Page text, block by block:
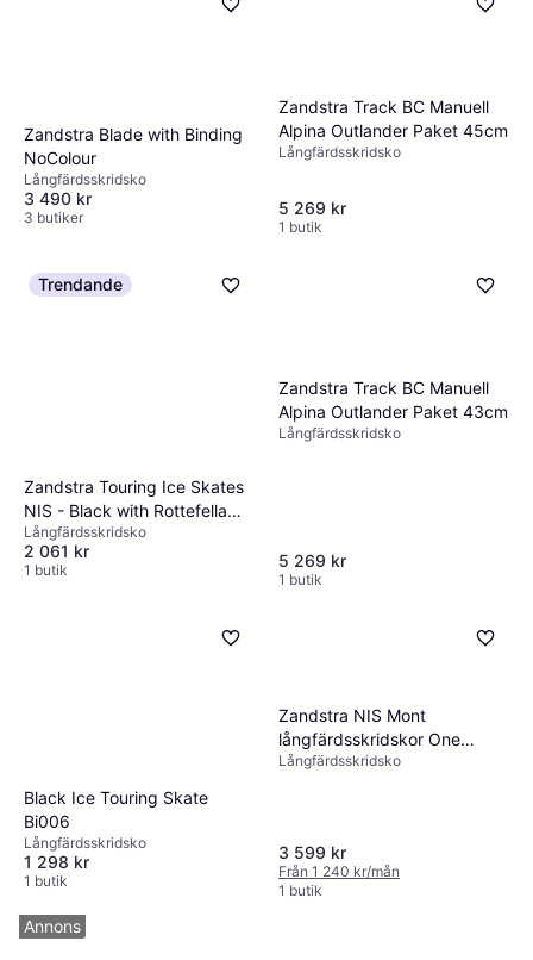
Zandstra Blade with Binding
NoColour
Långfärdsskridsko
3 490 kr
3 butiker
Zandstra Track BC Manuell
Alpina Outlander Paket 45cm
Långfärdsskridsko
5 269 kr
1 butik
Trendande
Zandstra Touring Ice Skates
NIS - Black with Rottefella
Bindings and Ice Spikes
Långfärdsskridsko
2 061 kr
1 butik
Zandstra Track BC Manuell
Alpina Outlander Paket 43cm
Långfärdsskridsko
5 269 kr
1 butik
Black Ice Touring Skate
Bi006
Långfärdsskridsko
1 298 kr
1 butik
Zandstra NIS Mont
långfärdsskridskor One
Colour Dam
Långfärdsskridsko
3 599 kr
Från 1 240 kr/mån
1 butik
också roll – längre blad ger bättre
enklare hantering.
synlighet i mörker samt
Vissa modeller erbjuder även extra funktioner
som justerbara bindningar eller utbytbara
blad, vilket kan öka både säkerheten och
livslängden på dina långfärdsskridskor.
Annons